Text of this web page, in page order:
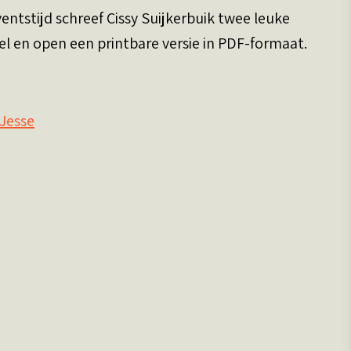
schreef Cissy Suijkerbuik twee leuke
en open een printbare versie in PDF-formaat.